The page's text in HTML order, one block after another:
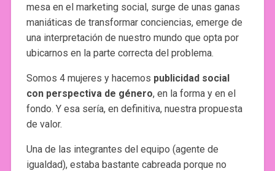
mesa en el marketing social, surge de unas ganas
maniáticas de transformar conciencias, emerge de
una interpretación de nuestro mundo que opta por
ubicarnos en la parte correcta del problema.
Somos 4 mujeres y hacemos publicidad social
con perspectiva de género, en la forma y en el
fondo. Y esa sería, en definitiva, nuestra propuesta
de valor.
Una de las integrantes del equipo (agente de
igualdad), estaba bastante cabreada porque no